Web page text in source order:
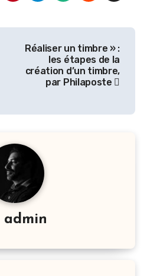
Réaliser un timbre » :
les étapes de la
création d’un timbre,
par Philaposte
admin